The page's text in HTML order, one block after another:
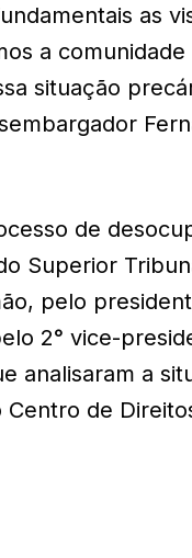
as
a comunidade
situação
de
Superior
pelo
2° vice-
analisaram a
de